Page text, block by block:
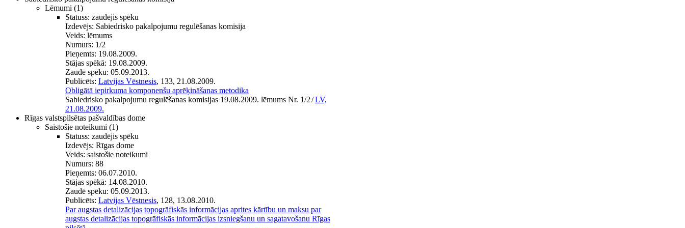
Lēmumi (1)
Statuss: zaudējis spēku
Izdevējs: Sabiedrisko pakalpojumu regulēšanas komisija
Veids: lēmums
Numurs: 1/2
Pieņemts: 19.08.2009.
Stājas spēkā: 19.08.2009.
Zaudē spēku: 05.09.2013.
Publicēts: Latvijas Vēstnesis, 133, 21.08.2009.
Obligātā iepirkuma komponenšu aprēķināšanas metodika
Sabiedrisko pakalpojumu regulēšanas komisijas 19.08.2009. lēmums Nr. 1/2/LV,
21.08.2009.
Rīgas valstspilsētas pašvaldības dome
Saistošie noteikumi (1)
Statuss: zaudējis spēku
Izdevējs: Rīgas dome
Veids: saistošie noteikumi
Numurs: 88
Pieņemts: 06.07.2010.
Stājas spēkā: 14.08.2010.
Zaudē spēku: 05.09.2013.
Publicēts: Latvijas Vēstnesis, 128, 13.08.2010.
Par augstas detalizācijas topogrāfiskās informācijas aprites kārtību un maksu par
augstas detalizācijas topogrāfiskās informācijas izsniegšanu un sagatavošanu Rīgas